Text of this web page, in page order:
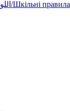
School regulations/اللوائح المدرسية/Шкільні правила